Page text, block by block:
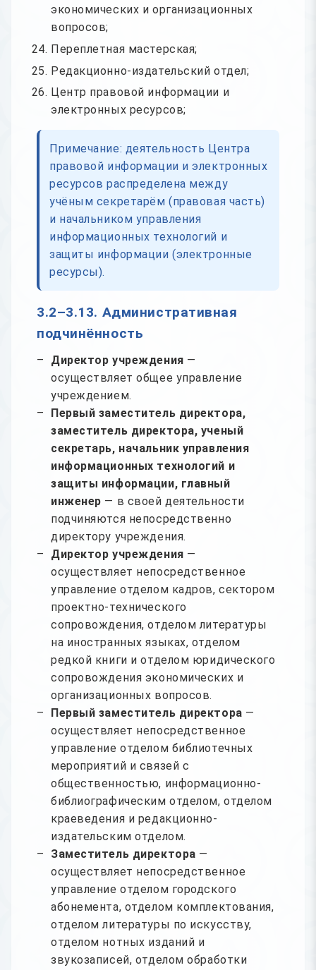
экономических и организационных
вопросов;
Переплетная мастерская;
Редакционно-издательский отдел;
Центр правовой информации и
электронных ресурсов;
Примечание: деятельность Центра
правовой информации и электронных
ресурсов распределена между
учёным секретарём (правовая часть)
и начальником управления
информационных технологий и
защиты информации (электронные
ресурсы).
3.2–3.13. Административная
подчинённость
Директор учреждения —
осуществляет общее управление
учреждением.
Первый заместитель директора,
заместитель директора, ученый
секретарь, начальник управления
информационных технологий и
защиты информации, главный
инженер — в своей деятельности
подчиняются непосредственно
директору учреждения.
Директор учреждения —
осуществляет непосредственное
управление отделом кадров, сектором
проектно-технического
сопровождения, отделом литературы
на иностранных языках, отделом
редкой книги и отделом юридического
сопровождения экономических и
организационных вопросов.
Первый заместитель директора —
осуществляет непосредственное
управление отделом библиотечных
мероприятий и связей с
общественностью, информационно-
библиографическим отделом, отделом
краеведения и редакционно-
издательским отделом.
Заместитель директора —
осуществляет непосредственное
управление отделом городского
абонемента, отделом комплектования,
отделом литературы по искусству,
отделом нотных изданий и
звукозаписей, отделом обработки